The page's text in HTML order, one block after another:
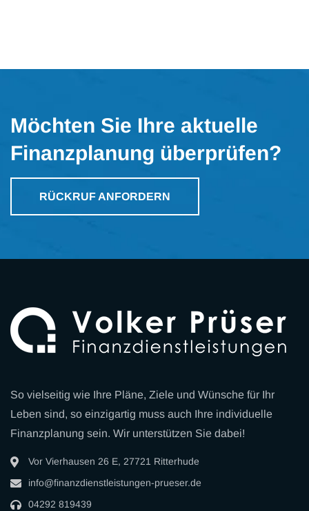
Möchten Sie Ihre aktuelle
Finanzplanung überprüfen?
RÜCKRUF ANFORDERN
So vielseitig wie Ihre Pläne, Ziele und Wünsche für Ihr
Leben sind, so einzigartig muss auch Ihre individuelle
Finanzplanung sein. Wir unterstützen Sie dabei!
Vor Vierhausen 26 E, 27721 Ritterhude
info@finanzdienstleistungen-prueser.de
04292 819439